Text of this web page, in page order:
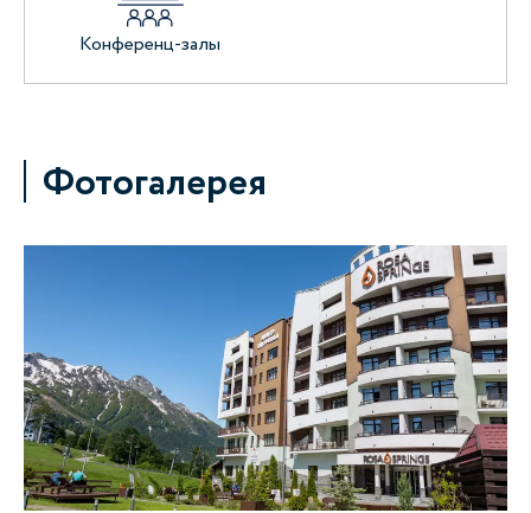
Конференц-залы
Фотогалерея